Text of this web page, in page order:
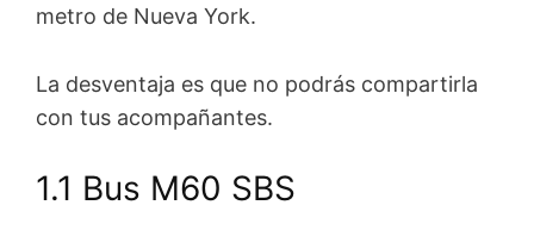
metro de Nueva York.
La desventaja es que no podrás compartirla
con tus acompañantes.
1.1 Bus M60 SBS